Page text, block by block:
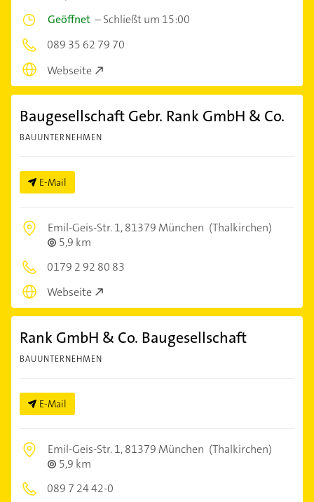
Geöffnet –Schließt um 15:00
089 35 62 79 70
Webseite
Baugesellschaft Gebr. Rank GmbH & Co.
BAUUNTERNEHMEN
E-Mail
Emil-Geis-Str. 1,81379 München (Thalkirchen)
5,9 km
0179 2 92 80 83
Webseite
Rank GmbH & Co. Baugesellschaft
BAUUNTERNEHMEN
E-Mail
Emil-Geis-Str. 1,81379 München (Thalkirchen)
5,9 km
089 7 24 42-0